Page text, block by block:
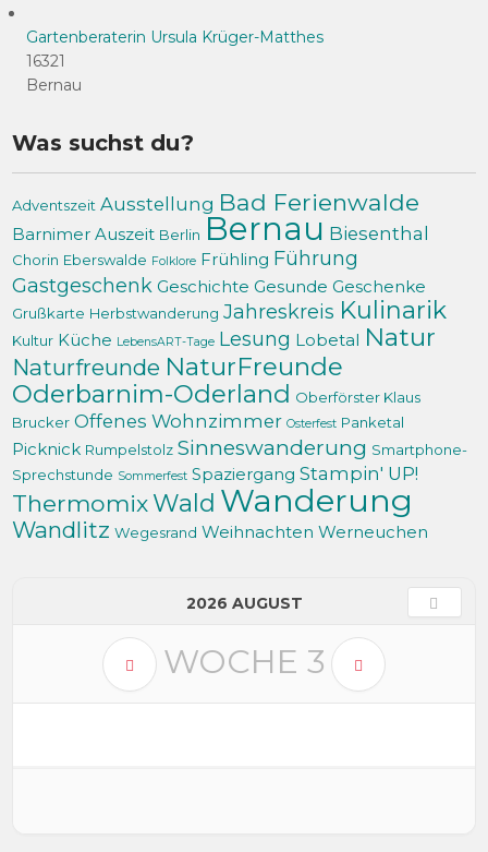
Gartenberaterin Ursula Krüger-Matthes
16321
Bernau
Was suchst du?
Adventszeit Ausstellung Bad Ferienwalde
Barnimer Auszeit Berlin Bernau Biesenthal
Chorin Eberswalde Folklore Frühling Führung
Gastgeschenk Geschichte Gesunde Geschenke
Grußkarte Herbstwanderung Jahreskreis Kulinarik
Kultur Küche LebensART-Tage Lesung Lobetal Natur
Naturfreunde NaturFreunde
Oderbarnim-Oderland Oberförster Klaus
Brucker Offenes Wohnzimmer Osterfest Panketal
Picknick Rumpelstolz Sinneswanderung Smartphone-
Sprechstunde Sommerfest Spaziergang Stampin' UP!
ThermomixWald Wanderung
Wandlitz Wegesrand Weihnachten Werneuchen
2026 AUGUST
WOCHE 3